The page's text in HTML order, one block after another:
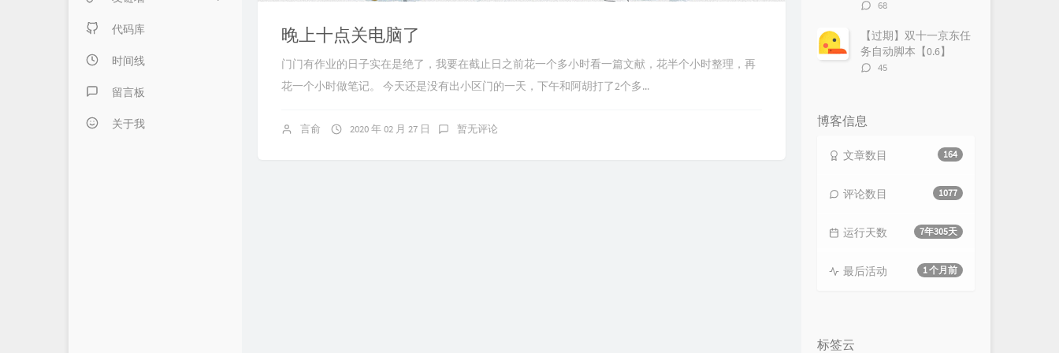
日记本子
懒得分类
内页链接 & 友链申请
FANTASY博客
伍言Blog
Albert's Blog
代码库
时间线
留言板
关于我
晚上十点关电脑了
门门有作业的日子实在是绝了，我要在截止日之前花一个多小时看一篇文献，花半个小时整理，再
花一个小时做笔记。 今天还是没有出小区门的一天，下午和阿胡打了2个多...
言俞 2020 年 02 月 27 日 暂无评论
评
数：
68
【过期】双十一京东任
务自动脚本【0.6】
评
45
博客信息
164
文章数目
1077
评论数目
7年305天
运行天数
1 个月前
最后活动
标签云